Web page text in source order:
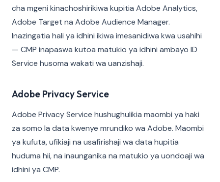
cha mgeni kinachoshirikiwa kupitia Adobe Analytics,
Adobe Target na Adobe Audience Manager.
Inazingatia hali ya idhini ikiwa imesanidiwa kwa usahihi
— CMP inapaswa kutoa matukio ya idhini ambayo ID
Service husoma wakati wa uanzishaji.
Adobe Privacy Service
Adobe Privacy Service hushughulikia maombi ya haki
za somo la data kwenye mrundiko wa Adobe. Maombi
ya kufuta, ufikiaji na usafirishaji wa data hupitia
huduma hii, na inaunganika na matukio ya uondoaji wa
idhini ya CMP.